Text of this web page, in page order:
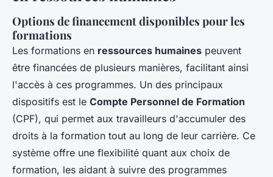
Options de financement disponibles pour les
formations
Les formations en ressources humaines peuvent
être financées de plusieurs manières, facilitant ainsi
l'accès à ces programmes. Un des principaux
dispositifs est le Compte Personnel de Formation
(CPF), qui permet aux travailleurs d'accumuler des
droits à la formation tout au long de leur carrière. Ce
système offre une flexibilité quant aux choix de
formation, les aidant à suivre des programmes